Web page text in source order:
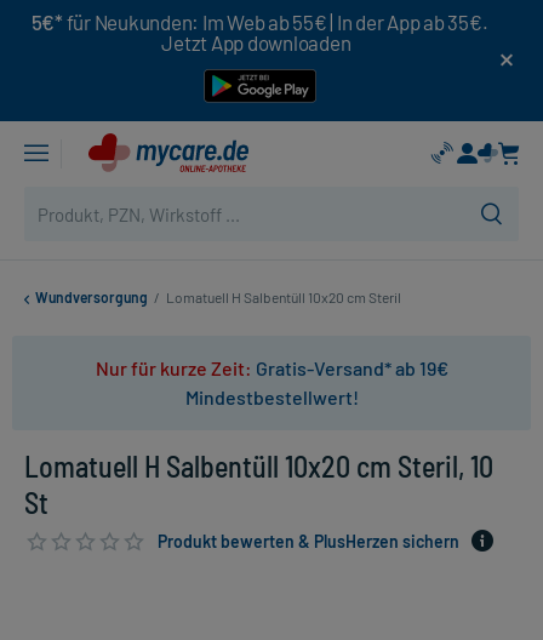
5€* für Neukunden: Im Web ab 55€ | In der App ab 35€.
Jetzt App downloaden
Wundversorgung / Lomatuell H Salbentüll 10x20 cm Steril
Nur für kurze Zeit: Gratis-Versand* ab 19€
Mindestbestellwert!
Lomatuell H Salbentüll 10x20 cm Steril, 10
St
Produkt bewerten & PlusHerzen sichern